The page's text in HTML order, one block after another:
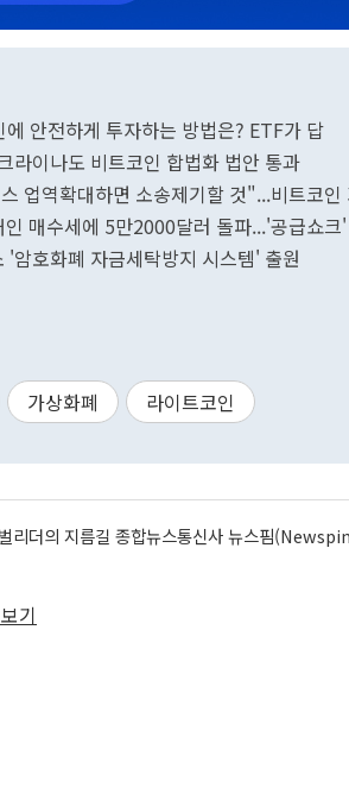
에 안전하게 투자하는 방법은? ETF가 답
라이나도 비트코인 합법화 법안 통과
업역확대하면 소송제기할 것"...비트코인
매수세에 5만2000달러 돌파...'공급쇼
암호화폐 자금세탁방지 시스템' 출원
가상화폐 라이트코인
리더의 지름길 종합뉴스통신사 뉴스핌
기